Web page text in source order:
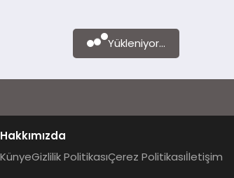
Yükleniyor...
Hakkımızda
KünyeGizlilik PolitikasıÇerez Politikasıİletişim